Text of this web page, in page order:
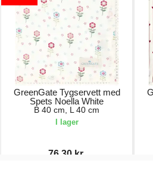
GreenGate Tygservett med
Spets Noella White
B 40 cm, L 40 cm
I lager
76,30 kr.